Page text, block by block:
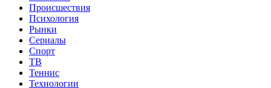
Происшествия
Психология
Рынки
Сериалы
Спорт
ТВ
Теннис
Технологии